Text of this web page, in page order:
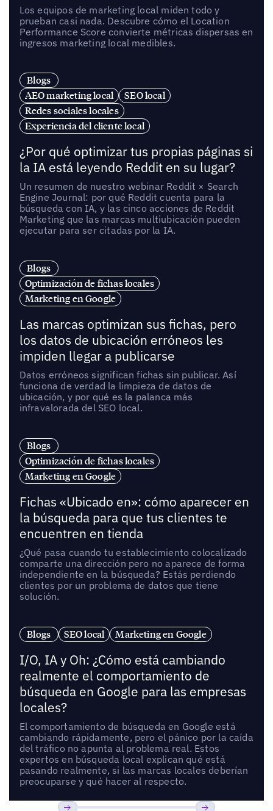
Los equipos de marketing local miden todo y
prueban casi nada. Descubre cómo el Location
Performance Score convierte métricas dispersas en
ingresos marketing local medibles.
Blogs
AEO marketing local
SEO local
Redes sociales locales
Experiencia del cliente local
¿Por qué optimizar tus propias páginas si
la IA está leyendo Reddit en su lugar?
Un resumen de nuestro webinar Reddit × Search
Engine Journal: por qué Reddit cuenta para la
búsqueda con IA, y las cinco acciones de Reddit
Marketing que las marcas multiubicación pueden
ejecutar para ser citadas por la IA.
Blogs
Optimización de fichas locales
Marketing en Google
Las marcas optimizan sus fichas, pero
los datos de ubicación erróneos les
impiden llegar a publicarse
Datos erróneos significan fichas sin publicar. Así
funciona de verdad la limpieza de datos de
ubicación, y por qué es la palanca más
infravalorada del SEO local.
Blogs
Optimización de fichas locales
Marketing en Google
Fichas «Ubicado en»: cómo aparecer en
la búsqueda para que tus clientes te
encuentren en tienda
¿Qué pasa cuando tu establecimiento colocalizado
comparte una dirección pero no aparece de forma
independiente en la búsqueda? Estás perdiendo
clientes por un problema de datos que tiene
solución.
Blogs SEO local Marketing en Google
I/O, IA y Oh: ¿Cómo está cambiando
realmente el comportamiento de
búsqueda en Google para las empresas
locales?
El comportamiento de búsqueda en Google está
cambiando rápidamente, pero el pánico por la caída
del tráfico no apunta al problema real. Estos
expertos en búsqueda local explican qué está
pasando realmente, si las marcas locales deberían
preocuparse y qué hacer al respecto.